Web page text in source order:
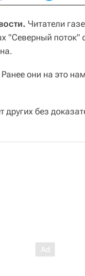
Читатели
"Северный поток"
они на это
других без